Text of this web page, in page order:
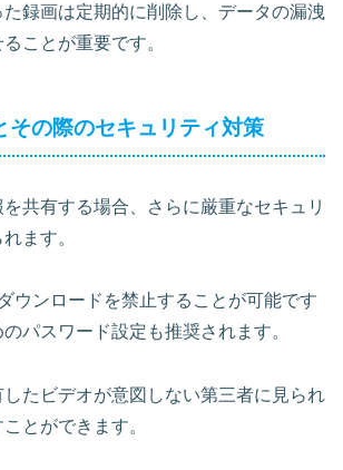
た録画は定期的に削除し、データの漏洩
ことが重要です。
その際のセキュリティ対策
共有する場合、さらに厳重なセキュリ
ます。
ウンロードを禁止することが可能です
パスワード設定も推奨されます。
たビデオが意図しない第三者に見られ
とができます。